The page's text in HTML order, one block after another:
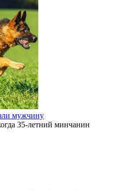
мужчину
35-летний минчанин